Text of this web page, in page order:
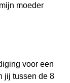
moeder
voor een
jij tussen de 8